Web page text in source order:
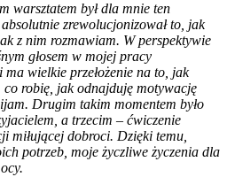
warsztatem był dla mnie ten
zrewolucjonizował to, jak
z nim rozmawiam. W perspektywie
głosem w mojej pracy
wielkie przełożenie na to, jak
co robię, jak odnajduję motywację
Drugim takim momentem było
a trzecim – ćwiczenie
miłującej dobroci. Dzięki temu,
potrzeb, moje życzliwe życzenia dla